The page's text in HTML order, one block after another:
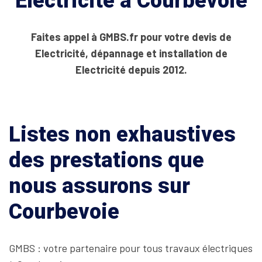
Faites appel à GMBS.fr pour votre devis de
Electricité, dépannage et installation de
Electricité depuis 2012.
Listes non exhaustives
des prestations que
nous assurons sur
Courbevoie
GMBS : votre partenaire pour tous travaux électriques